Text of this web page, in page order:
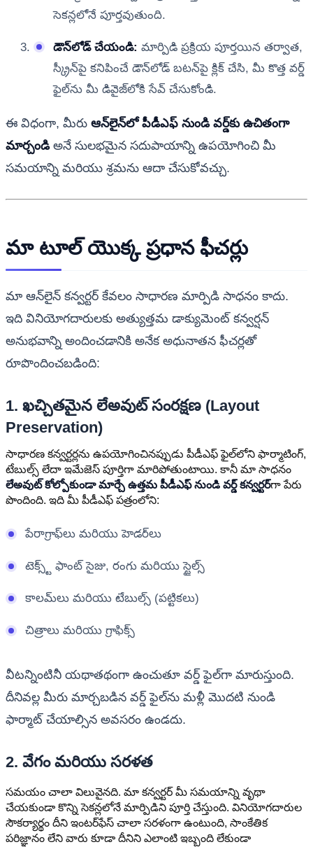
సెకన్లలోనే పూర్తవుతుంది.
డౌన్‌లోడ్ చేయండి: మార్పిడి ప్రక్రియ పూర్తయిన తర్వాత,
స్క్రీన్‌పై కనిపించే డౌన్‌లోడ్ బటన్‌పై క్లిక్ చేసి, మీ కొత్త వర్డ్
ఫైల్‌ను మీ డివైజ్‌లోకి సేవ్ చేసుకోండి.
ఈ విధంగా, మీరు ఆన్‌లైన్‌లో పీడీఎఫ్ నుండి వర్డ్‌కు ఉచితంగా
మార్చండిఅనే సులభమైన సదుపాయాన్ని ఉపయోగించి మీ
సమయాన్ని మరియు శ్రమను ఆదా చేసుకోవచ్చు.
మా టూల్ యొక్క ప్రధాన ఫీచర్లు
మా ఆన్‌లైన్ కన్వర్టర్ కేవలం సాధారణ మార్పిడి సాధనం కాదు.
ఇది వినియోగదారులకు అత్యుత్తమ డాక్యుమెంట్ కన్వర్షన్
అనుభవాన్ని అందించడానికి అనేక అధునాతన ఫీచర్లతో
రూపొందించబడింది:
1. ఖచ్చితమైన లేఅవుట్ సంరక్షణ (Layout
Preservation)
సాధారణ కన్వర్టర్లను ఉపయోగించినప్పుడు పీడీఎఫ్ ఫైల్‌లోని ఫార్మాటింగ్,
టేబుల్స్ లేదా ఇమేజెస్ పూర్తిగా మారిపోతుంటాయి. కానీ మా సాధనం
లేఅవుట్ కోల్పోకుండా మార్చే ఉత్తమ పీడీఎఫ్ నుండి వర్డ్ కన్వర్టర్గా పేరు
పొందింది. ఇది మీ పీడీఎఫ్ పత్రంలోని:
పేరాగ్రాఫ్‌లు మరియు హెడర్‌లు
టెక్స్ట్ ఫాంట్ సైజు, రంగు మరియు స్టైల్స్
కాలమ్‌లు మరియు టేబుల్స్ (పట్టికలు)
చిత్రాలు మరియు గ్రాఫిక్స్
వీటన్నింటినీ యథాతథంగా ఉంచుతూ వర్డ్ ఫైల్‌గా మారుస్తుంది.
దీనివల్ల మీరు మార్చబడిన వర్డ్ ఫైల్‌ను మళ్లీ మొదటి నుండి
ఫార్మాట్ చేయాల్సిన అవసరం ఉండదు.
2. వేగం మరియు సరళత
సమయం చాలా విలువైనది. మా కన్వర్టర్ మీ సమయాన్ని వృథా
చేయకుండా కొన్ని సెకన్లలోనే మార్పిడిని పూర్తి చేస్తుంది. వినియోగదారుల
సౌకర్యార్థం దీని ఇంటర్‌ఫేస్ చాలా సరళంగా ఉంటుంది, సాంకేతిక
పరిజ్ఞానం లేని వారు కూడా దీనిని ఎలాంటి ఇబ్బంది లేకుండా